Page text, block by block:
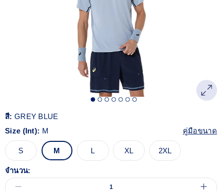
สี: GREY BLUE
Size (Int): M คู่มือขนาด
S M L XL 2XL
จำนวน: